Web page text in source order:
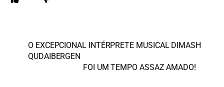
O EXCEPCIONAL INTÉRPRETE MUSICAL DIMASH
QUDAIBERGEN
FOI UM TEMPO ASSAZ AMADO!